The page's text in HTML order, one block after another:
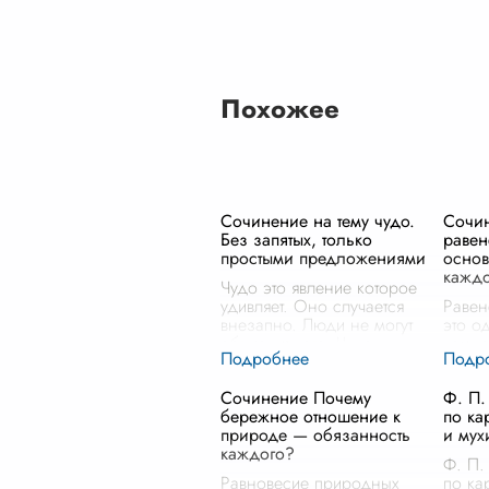
Похожее
Сочинение на тему чудо.
Без запятых, только
простыми предложениями
Чудо это явление которое
удивляет. Оно случается
внезапно. Люди не могут
приносит радость. Иногда
чудес много. Каждое чудо
уникально....
это
и
Сочинение Почему
бережное отношение к
природе — обязанность
каждого?
Равновесие природных
Ф. П.
по
и
Ф. П.
по